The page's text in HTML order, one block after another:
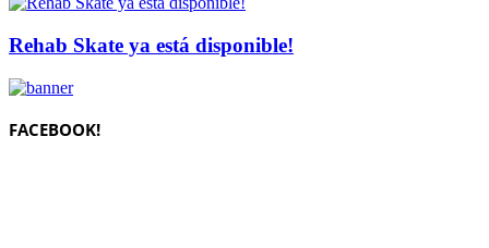
Rehab Skate ya está disponible!
FACEBOOK!